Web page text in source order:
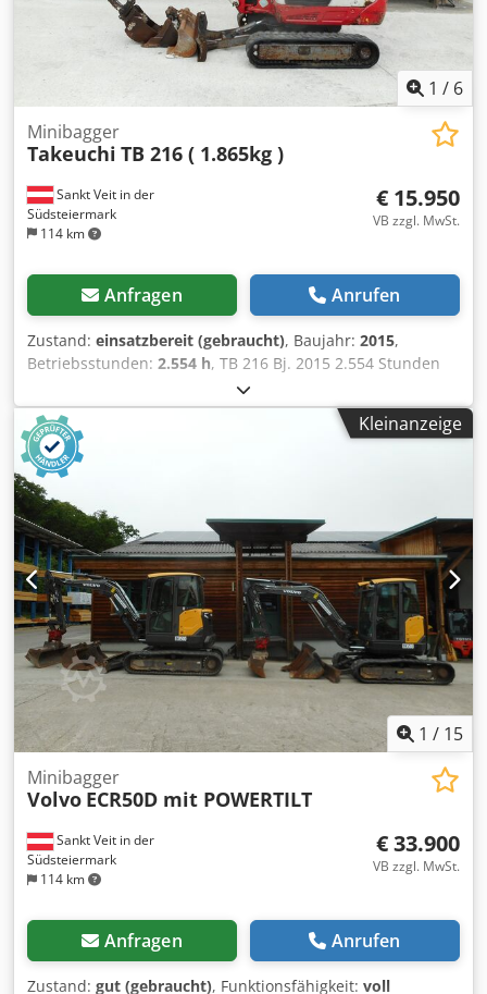
1 / 6
Sankt Veit in der
Südsteiermark
114 km
Minibagger
Takeuchi TB 216 ( 1.865kg )
€ 15.950
VB zzgl. MwSt.
Anfragen Anrufen
Zustand: einsatzbereit (gebraucht), Baujahr: 2015,
Betriebsstunden: 2.554 h, TB 216 Bj. 2015 2.554 Stunden
1.865 KG 11,5 KW Dkodpfetqfbaox Ah Tor
Kleinanzeige
1 / 15
Sankt Veit in der
Südsteiermark
114 km
Minibagger
Volvo ECR50D mit POWERTILT
€ 33.900
VB zzgl. MwSt.
Anfragen Anrufen
Zustand: gut (gebraucht), Funktionsfähigkeit: voll